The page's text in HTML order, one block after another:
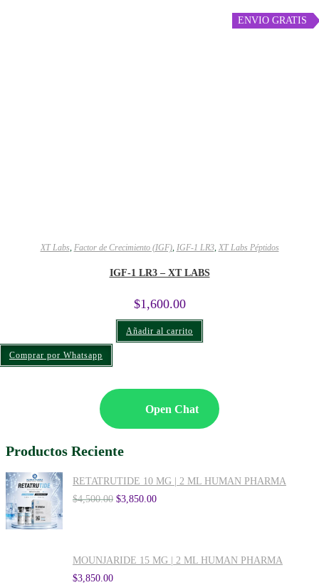
ENVIO GRATIS
XT Labs, Factor de Crecimiento (IGF), IGF-1 LR3, XT Labs Péptidos
IGF-1 LR3 – XT LABS
$1,600.00
Añadir al carrito
Comprar por Whatsapp
Open Chat
Productos Reciente
RETATRUTIDE 10 MG | 2 ML HUMAN PHARMA
$4,500.00 $3,850.00
MOUNJARIDE 15 MG | 2 ML HUMAN PHARMA
$3,850.00